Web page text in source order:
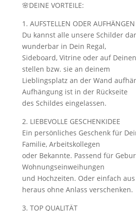
🌸DEINE VORTEILE:
1. AUFSTELLEN ODER AUFHÄNGEN
Du kannst alle unsere Schilder
wunderbar in Dein Regal,
Sideboard, Vitrine oder auf
stellen bzw. sie an deinem
Lieblingsplatz an der Wand
Aufhängung ist in der Rückseite
des Schildes eingelassen.
2. LIEBEVOLLE GESCHENKIDEE
Ein persönliches Geschenk für
Familie, Arbeitskollegen
oder Bekannte. Passend für
Wohnungseinweihungen
und Hochzeiten. Oder einfach
heraus ohne Anlass verschenken.
3. TOP QUALITÄT